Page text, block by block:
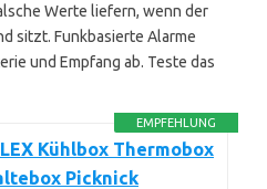
Werte liefern, wenn der
sitzt. Funkbasierte Alarme
und Empfang ab. Teste das
EMPFEHLUNG
LEX Kühlbox Thermobox
Picknick